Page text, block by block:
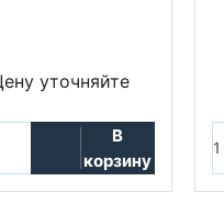
уточняйте
В
корзину